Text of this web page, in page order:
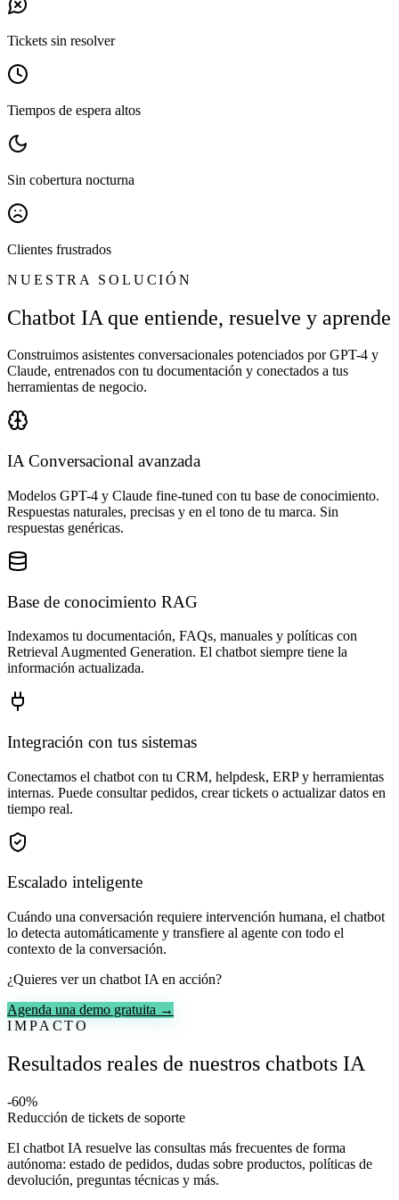
Tickets sin resolver
Tiempos de espera altos
Sin cobertura nocturna
Clientes frustrados
NUESTRA SOLUCIÓN
Chatbot IA que entiende, resuelve y aprende
Construimos asistentes conversacionales potenciados por GPT-4 y
Claude, entrenados con tu documentación y conectados a tus
herramientas de negocio.
IA Conversacional avanzada
Modelos GPT-4 y Claude fine-tuned con tu base de conocimiento.
Respuestas naturales, precisas y en el tono de tu marca. Sin
respuestas genéricas.
Base de conocimiento RAG
Indexamos tu documentación, FAQs, manuales y políticas con
Retrieval Augmented Generation. El chatbot siempre tiene la
información actualizada.
Integración con tus sistemas
Conectamos el chatbot con tu CRM, helpdesk, ERP y herramientas
internas. Puede consultar pedidos, crear tickets o actualizar datos en
tiempo real.
Escalado inteligente
Cuándo una conversación requiere intervención humana, el chatbot
lo detecta automáticamente y transfiere al agente con todo el
contexto de la conversación.
¿Quieres ver un chatbot IA en acción?
Agenda una demo gratuita →
IMPACTO
Resultados reales de nuestros chatbots IA
-60%
Reducción de tickets de soporte
El chatbot IA resuelve las consultas más frecuentes de forma
autónoma: estado de pedidos, dudas sobre productos, políticas de
devolución, preguntas técnicas y más.